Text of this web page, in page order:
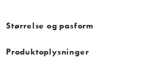
Størrelse og pasform
Produktoplysninger